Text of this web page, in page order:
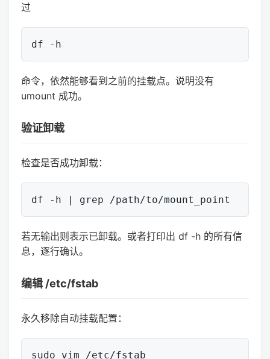
过
命令，依然能够看到之前的挂载点。说明没有
umount 成功。
验证卸载
检查是否成功卸载：
若无输出则表示已卸载。或者打印出 df -h 的所有信
息，逐行确认。
编辑 /etc/fstab
永久移除自动挂载配置：